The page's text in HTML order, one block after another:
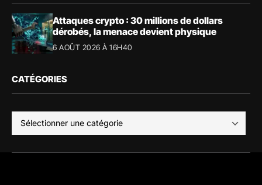
Attaques crypto : 30 millions de dollars
dérobés, la menace devient physique
6 AOÛT 2026 À 16H40
CATÉGORIES